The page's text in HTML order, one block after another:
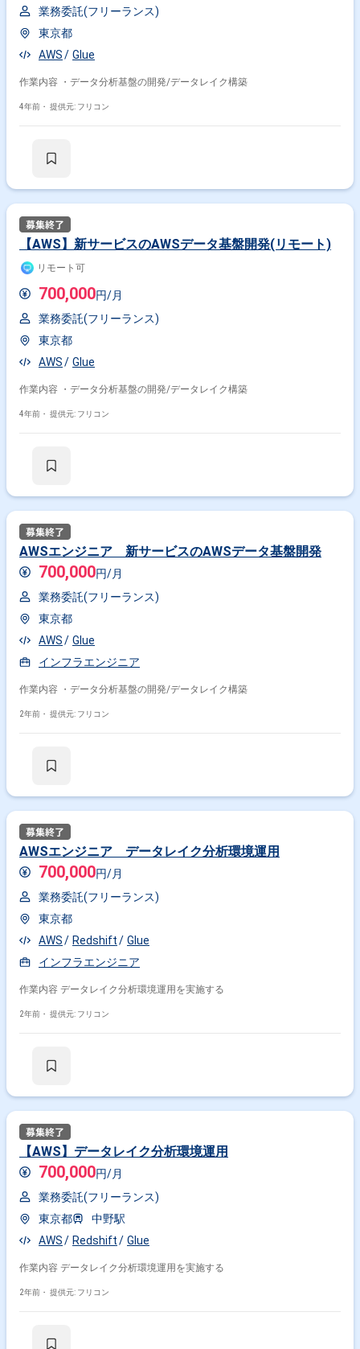
業務委託(フリーランス)
東京都
AWS
Glue
作業内容 ・データ分析基盤の開発/データレイク構築
4年前・ 提供元: フリコン
【AWS】新サービスのAWSデータ基盤開発(リモート)
リモート可
700,000円/月
業務委託(フリーランス)
東京都
AWS
Glue
作業内容 ・データ分析基盤の開発/データレイク構築
4年前・ 提供元: フリコン
AWSエンジニア 新サービスのAWSデータ基盤開発
700,000円/月
業務委託(フリーランス)
東京都
AWS
Glue
インフラエンジニア
作業内容 ・データ分析基盤の開発/データレイク構築
2年前・ 提供元: フリコン
AWSエンジニア データレイク分析環境運用
700,000円/月
業務委託(フリーランス)
東京都
AWS
Redshift
Glue
インフラエンジニア
作業内容 データレイク分析環境運用を実施する
2年前・ 提供元: フリコン
【AWS】データレイク分析環境運用
700,000円/月
業務委託(フリーランス)
東京都
中野駅
AWS
Redshift Glue
作業内容 データレイク分析環境運用を実施する
2年前・ 提供元: フリコン